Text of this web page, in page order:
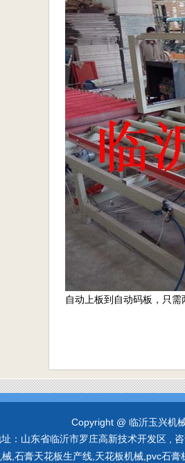
自动上板到自动码板，只
Copyright @ 临沂玉兴机
：山东省临沂市罗庄高新技术开发区 ,
,石膏天花板生产线,天花板机械,pvc石